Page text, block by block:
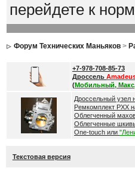
перейдете к
Форум Технических Маньяков>
+7-978-708-85-73
Дроссель
(Мобильный,
Дроссельный узел
Ремкомплект РХХ
Облегченный
Облегченные
One-touch или
Текстовая версия